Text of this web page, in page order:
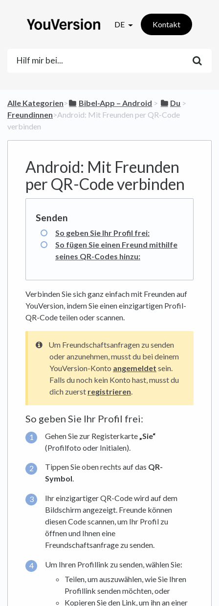
DE Kontakt
Alle Kategorien​>​ ​Bibel-App – Android ​ > ​ ​Du ​ > ​
Freundinnen​>​ Android: Mit Freunden per QR-Code
verbinden
Android: Mit Freunden
per QR-Code verbinden
So geben Sie Ihr Profil frei:
So fügen Sie einen Freund mithilfe
seines QR-Codes hinzu:
Verbinden Sie sich ganz einfach mit Freunden auf
YouVersion, indem Sie einen einzigartigen Profil-
QR-Code teilen oder scannen.
Um Freundschaftsanfragen zu senden
oder anzunehmen, musst du bei deinem
YouVersion-Konto angemeldet sein.
Falls du noch kein Konto hast, musst du
dich zuerst registrieren.
So geben Sie Ihr Profil frei:
Gehen Sie zur Registerkarte„Sie“
(Profilfoto oder Initialen).
Tippen Sie oben rechts auf das QR-
Symbol.
Ihr einzigartiger QR-Code wird auf dem
Bildschirm angezeigt. Freunde können
diesen Code scannen, um Ihr Profil zu
öffnen und Ihnen eine
Freundschaftsanfrage zu senden.
Um Ihren Profillink zu senden, wählen Sie:
Teilen, um auszuwählen, wie Sie Ihren
Profillink senden möchten, oder
Kopieren Sie den Link, um ihn an einer